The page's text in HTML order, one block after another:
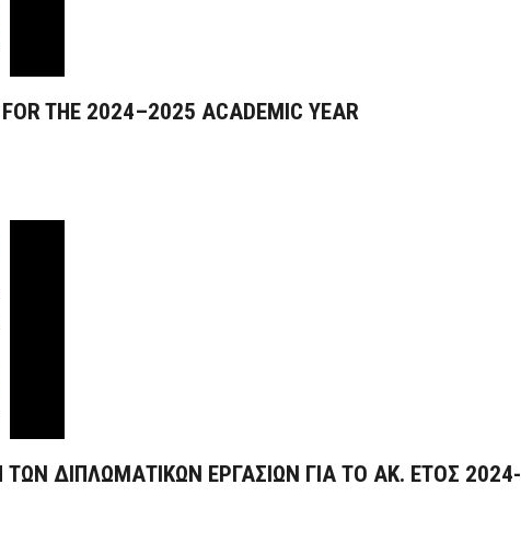
THE 2024–2025 ACADEMIC YEAR
ΔΙΠΛΩΜΑΤΙΚΩΝ ΕΡΓΑΣΙΩΝ ΓΙΑ ΤΟ ΑΚ. ΕΤΟΣ 2024-